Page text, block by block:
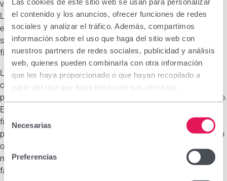
el contenido y los anuncios, ofrecer funciones de redes
sociales y analizar el tráfico. Además, compartimos
información sobre el uso que haga del sitio web con
nuestros partners de redes sociales, publicidad y análisis
web, quienes pueden combinarla con otra información
que les haya proporcionado o que hayan recopilado a
partir del uso que haya hecho de sus servicios.
Selección
de
consentimiento
Necesarias
Preferencias
visitante en el acceso a los contenidos de este Sitio Web. Por ello,
LABORATORIOS VIÑAS no garantiza la ausencia de virus u otros
elementos lesivos que pudieran causar daños o alteraciones en el
sistema informático, en los documentos electrónicos o en los
ficheros del Usuario a terceros.
LABORATORIOS VIÑAS advierte al Usuario que la utilización de
cualquier medicamento y el asesoramiento sobre cualquier
patología deberán basarse en el consejo de un profesional sanitario.
Este Sitio Web y los materiales en él contenido tienen únicamente
fines informativos y en ningún caso sustituyen el consejo de un
profesional sanitario. Los Usuarios que requieran de un diagnóstico
o un tratamiento o tengan preguntas específicas relacionadas con
medicamentos deben ponerse en contacto con su médico o
farmacéutico.